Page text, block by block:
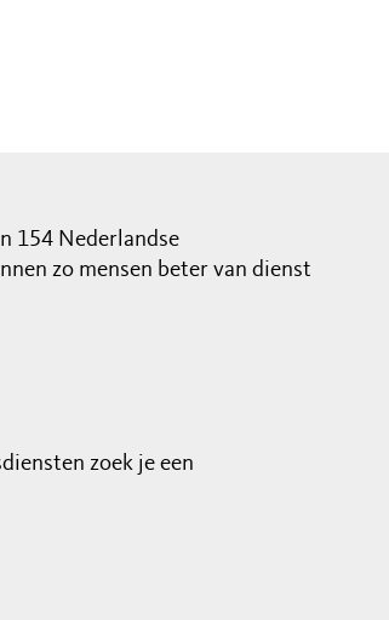
154 Nederlandse
zo mensen beter van dienst
zoek je een